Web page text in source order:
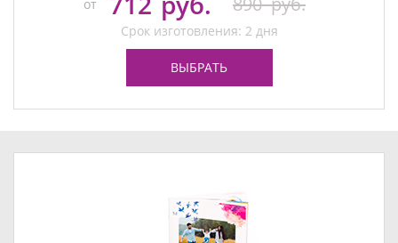
от
Срок изготовления: 2 дня
ВЫБРАТЬ